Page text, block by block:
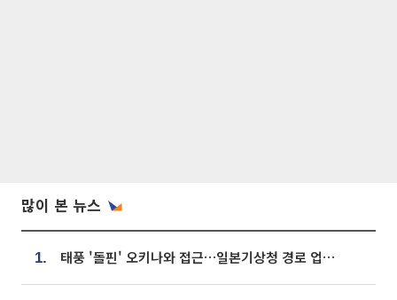
많이 본 뉴스
1. 태풍 '돌핀' 오키나와 접근…일본기상청 경로 업데이트